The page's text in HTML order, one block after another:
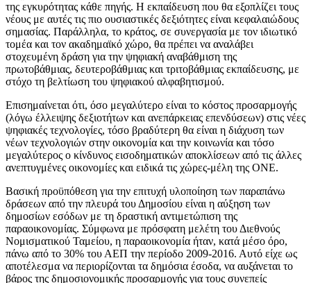
της εγκυρότητας κάθε πηγής. Η εκπαίδευση που θα εξοπλίζει τους
νέους με αυτές τις πιο ουσιαστικές δεξιότητες είναι κεφαλαιώδους
σημασίας. Παράλληλα, το κράτος, σε συνεργασία με τον ιδιωτικό
τομέα και τον ακαδημαϊκό χώρο, θα πρέπει να αναλάβει
στοχευμένη δράση για την ψηφιακή αναβάθμιση της
πρωτοβάθμιας, δευτεροβάθμιας και τριτοβάθμιας εκπαίδευσης, με
στόχο τη βελτίωση του ψηφιακού αλφαβητισμού.
Επισημαίνεται ότι, όσο μεγαλύτερο είναι το κόστος προσαρμογής
(λόγω έλλειψης δεξιοτήτων και ανεπάρκειας επενδύσεων) στις νέες
ψηφιακές τεχνολογίες, τόσο βραδύτερη θα είναι η διάχυση των
νέων τεχνολογιών στην οικονομία και την κοινωνία και τόσο
μεγαλύτερος ο κίνδυνος εισοδηματικών αποκλίσεων από τις άλλες
ανεπτυγμένες οικονομίες και ειδικά τις χώρες-μέλη της ΟΝΕ.
Βασική προϋπόθεση για την επιτυχή υλοποίηση των παραπάνω
δράσεων από την πλευρά του Δημοσίου είναι η αύξηση των
δημοσίων εσόδων με τη δραστική αντιμετώπιση της
παραοικονομίας. Σύμφωνα με πρόσφατη μελέτη του Διεθνούς
Νομισματικού Ταμείου, η παραοικονομία ήταν, κατά μέσο όρο,
πάνω από το 30% του ΑΕΠ την περίοδο 2009-2016. Αυτό είχε ως
αποτέλεσμα να περιορίζονται τα δημόσια έσοδα, να αυξάνεται το
βάρος της δημοσιονομικής προσαρμογής για τους συνεπείς